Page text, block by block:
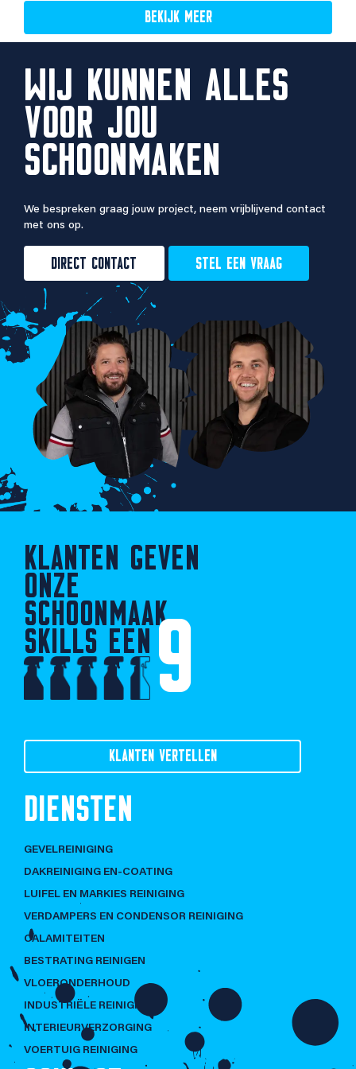
BEKIJK MEER
WIJ KUNNEN ALLES
VOOR JOU
SCHOONMAKEN
We bespreken graag jouw project, neem vrijblijvend contact
met ons op.
DIRECT CONTACT STEL EEN VRAAG
KLANTEN GEVEN
ONZE
SCHOONMAAK
SKILLS EEN 9
KLANTEN VERTELLEN
DIENSTEN
GEVELREINIGING
DAKREINIGING EN-COATING
LUIFEL EN MARKIES REINIGING
VERDAMPERS EN CONDENSOR REINIGING
CALAMITEITEN
BESTRATING REINIGEN
VLOERONDERHOUD
INDUSTRIËLE REINIGING
INTERIEURVERZORGING
VOERTUIG REINIGING